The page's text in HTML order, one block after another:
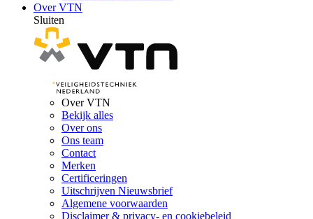
Over VTN
Sluiten
Over VTN
Bekijk alles
Over ons
Ons team
Contact
Merken
Certificeringen
Uitschrijven Nieuwsbrief
Algemene voorwaarden
Disclaimer & privacy- en cookiebeleid